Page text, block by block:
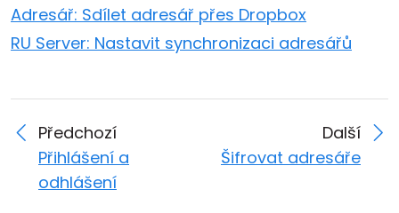
Adresář: Sdílet adresář přes Dropbox
RU Server: Nastavit synchronizaci adresářů
Předchozí
Přihlášení a
odhlášení
Další
Šifrovat adresáře